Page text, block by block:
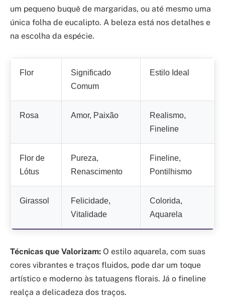
um pequeno buquê de margaridas, ou até mesmo uma
única folha de eucalipto. A beleza está nos detalhes e
na escolha da espécie.
Flor
Significado
Comum
Estilo Ideal
Rosa Amor, Paixão
Realismo,
Fineline
Flor de
Lótus
Pureza,
Renascimento
Fineline,
Pontilhismo
Girassol
Felicidade,
Vitalidade
Colorida,
Aquarela
Técnicas que Valorizam: O estilo aquarela, com suas
cores vibrantes e traços fluidos, pode dar um toque
artístico e moderno às tatuagens florais. Já o fineline
realça a delicadeza dos traços.